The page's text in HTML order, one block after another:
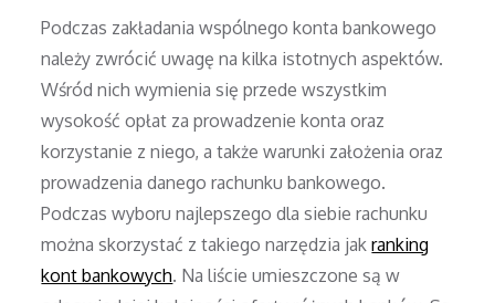
Podczas zakładania wspólnego konta bankowego
należy zwrócić uwagę na kilka istotnych aspektów.
Wśród nich wymienia się przede wszystkim
wysokość opłat za prowadzenie konta oraz
korzystanie z niego, a także warunki założenia oraz
prowadzenia danego rachunku bankowego.
Podczas wyboru najlepszego dla siebie rachunku
można skorzystać z takiego narzędzia jakranking
kont bankowych. Na liście umieszczone są w